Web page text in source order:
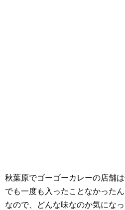
秋葉原でゴーゴーカレーの店舗
でも一度も入ったことなかったん
なので、どんな味なのか気になっ